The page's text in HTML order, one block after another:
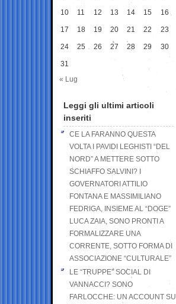
10 11 12 13 14 15 16
17 18 19 20 21 22 23
24 25 26 27 28 29 30
31
« Lug
Leggi gli ultimi articoli
inseriti
CE LA FARANNO QUESTA
VOLTA I PAVIDI LEGHISTI “DEL
NORD” A METTERE SOTTO
SCHIAFFO SALVINI? I
GOVERNATORI ATTILIO
FONTANA E MASSIMILIANO
FEDRIGA, INSIEME AL “DOGE”
LUCA ZAIA, SONO PRONTI A
FORMALIZZARE UNA
CORRENTE, SOTTO FORMA DI
ASSOCIAZIONE “CULTURALE”
LE “TRUPPE” SOCIAL DI
VANNACCI? SONO
FARLOCCHE: UN ACCOUNT SU